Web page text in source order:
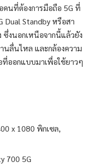
นที่ต้องการมือถือ 5G ที่
Dual Standby หรือสา
งนอกเหนือจากนี้แล้วยัง
นลื่นไหล และกล้องความ
ที่ออกแบบมาเพื่อใช้ยาวๆ
x 1080 พิกเซล,
700 5G